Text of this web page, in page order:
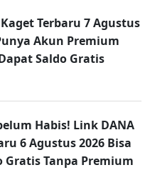
Terbaru 7 Agustus
Akun Premium
Saldo Gratis
Habis! Link DANA
6 Agustus 2026 Bisa
Gratis Tanpa Premium